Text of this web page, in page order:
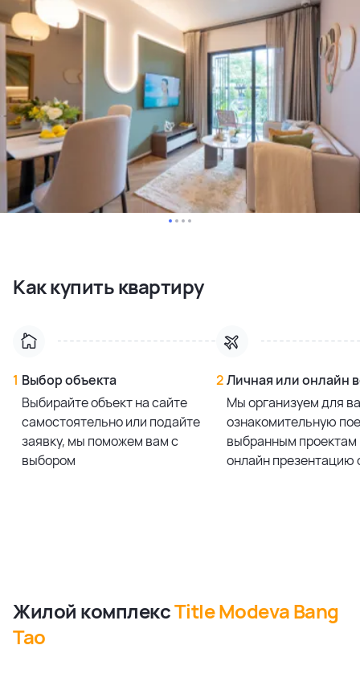
Как купить квартиру
1 Выбор объекта
Выбирайте объект на сайте
самостоятельно или подайте
заявку, мы поможем вам с
выбором
2Личная или онлайн
Мы организуем для
ознакомительную
выбранным проектам
онлайн презентацию
Жилой комплексTitle Modeva Bang
Tao